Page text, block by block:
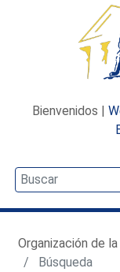
Bienvenidos |
Organización de la
Búsqueda